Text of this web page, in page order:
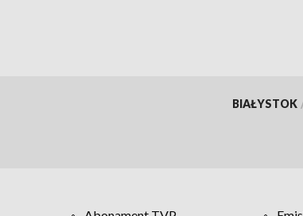
BIAŁYSTOK